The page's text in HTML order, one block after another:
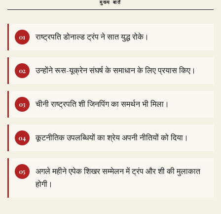
मुख्य बातें
राष्ट्रपति डोनाल्ड ट्रंप ने सात युद्ध रोके।
उन्होंने रूस-यूक्रेन संघर्ष के समाधान के लिए प्रयास किए।
चीनी राष्ट्रपति शी जिनपिंग का समर्थन भी मिला।
कूटनीतिक उपलब्धियों का श्रेय अपनी नीतियों को दिया।
अगले महीने एपेक शिखर सम्मेलन में ट्रंप और शी की मुलाकात
होगी।